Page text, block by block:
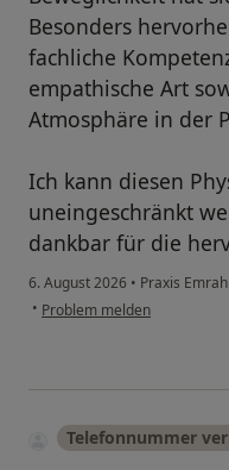
Besonders
fachliche
empathische Art
Atmosphäre in der
Ich kann diesen
uneingeschränkt
dankbar für die
6. August 2026 • Praxis
• Problem melden
Telefonnummer